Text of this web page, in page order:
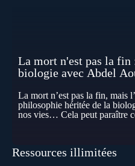
La mort n'est pas la fin
biologie avec Abdel
La mort n’est pas la fin, mais
philosophie héritée de la
nos vies… Cela peut paraître
se construisent grâce à des
Ressources illimitées